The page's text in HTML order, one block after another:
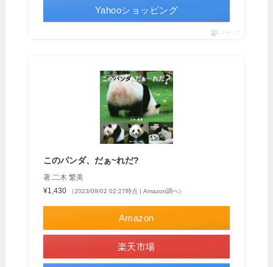
Yahooショッピング
ポチップ
このパンダ、だぁ~れだ?
著:二木 繁美
¥1,430
（2023/09/02 02:27時点 | Amazon調べ）
Amazon
楽天市場